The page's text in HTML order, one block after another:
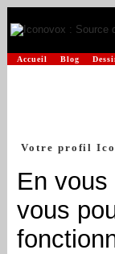
Accueil Blog
Votre profil
En
vous